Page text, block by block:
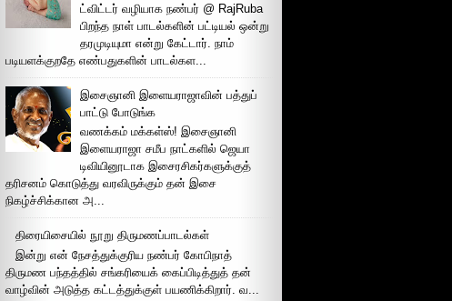
ட்விட்டர் வழியாக நண்பர் @ RajRuba
பிறந்த நாள் பாடல்களின் பட்டியல் ஒன்று
தரமுடியுமா என்று கேட்டார். நாம்
படியளக்குறதே எண்பதுகளின் பாடல்கள...
இசைஞானி இளையராஜாவின் பத்துப்
பாட்டு போடுங்க
வணக்கம் மக்கள்ஸ்! இசைஞானி
இளையராஜா சமீப நாட்களில் ஜெயா
டிவியினூடாக இசைரசிகர்களுக்குத்
தரிசனம் கொடுத்து வரவிருக்கும் தன் இசை
நிகழ்ச்சிக்கான அ...
திரையிசையில் நூறு திருமணப்பாடல்கள்
இன்று என் நேசத்துக்குரிய நண்பர் கோபிநாத்
திருமண பந்தத்தில் சங்கரியைக் கைப்பிடித்துத் தன்
வாழ்வின் அடுத்த கட்டத்துக்குள் பயணிக்கிறார். வ...